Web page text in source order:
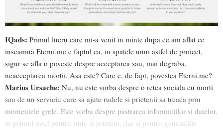
IQads: Primul lucru care mi-a venit in minte dupa ce am aflat ce
inseamna Eterni.me e faptul ca, in spatele unui astfel de proiect,
sigur se afla o poveste despre acceptarea sau, mai degraba,
neacceptarea mortii. Asa este? Care e, de fapt, povestea Eterni.me?
Marius Ursache: Nu, nu este vorba despre o retea sociala cu morti
sau de un serviciu care sa ajute rudele si prietenii sa treaca prin
momentele grele. Este vorba despre pastrarea informatiilor si datelor,
in primul rand pentru rude si prieteni, dar si pentru generatiile